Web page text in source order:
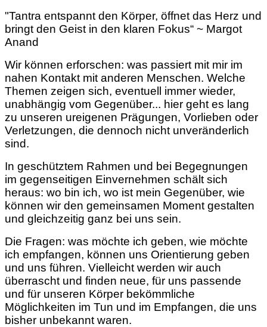
"Tantra entspannt den Körper, öffnet das Herz und
bringt den Geist in den klaren Fokus“ ~ Margot
Anand
Wir können erforschen: was passiert mit mir im
nahen Kontakt mit anderen Menschen. Welche
Themen zeigen sich, eventuell immer wieder,
unabhängig vom Gegenüber... hier geht es lang
zu unseren ureigenen Prägungen, Vorlieben oder
Verletzungen, die dennoch nicht unveränderlich
sind.
In geschütztem Rahmen und bei Begegnungen
im gegenseitigen Einvernehmen schält sich
heraus: wo bin ich, wo ist mein Gegenüber, wie
können wir den gemeinsamen Moment gestalten
und gleichzeitig ganz bei uns sein.
Die Fragen: was möchte ich geben, wie möchte
ich empfangen, können uns Orientierung geben
und uns führen. Vielleicht werden wir auch
überrascht und finden neue, für uns passende
und für unseren Körper bekömmliche
Möglichkeiten im Tun und im Empfangen, die uns
bisher unbekannt waren.